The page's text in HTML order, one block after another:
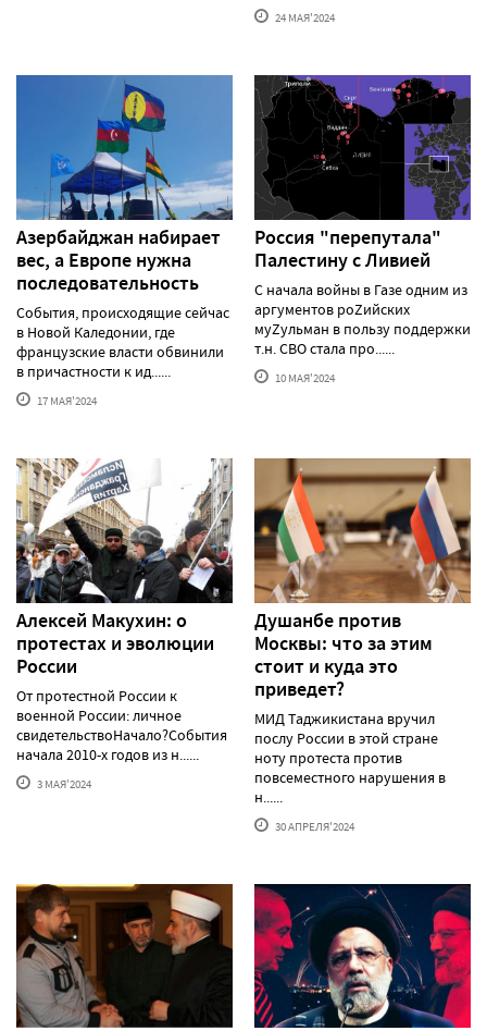
24 МАЯ'2024
Азербайджан набирает
вес, а Европе нужна
последовательность
События, происходящие сейчас
в Новой Каледонии, где
французские власти обвинили
в причастности к ид......
17 МАЯ'2024
Россия "перепутала"
Палестину с Ливией
С начала войны в Газе одним из
аргументов роZийских
муZульман в пользу поддержки
т.н. СВО стала про......
10 МАЯ'2024
Алексей Макуxин: о
протестаx и эволюции
России
От протестной России к
военной России: личное
свидетельствоНачало?События
начала 2010-х годов из н......
3 МАЯ'2024
Душанбе против
Москвы: что за этим
стоит и куда это
приведет?
МИД Таджикистана вручил
послу России в этой стране
ноту протеста против
повсеместного нарушения в
н......
30 АПРЕЛЯ'2024